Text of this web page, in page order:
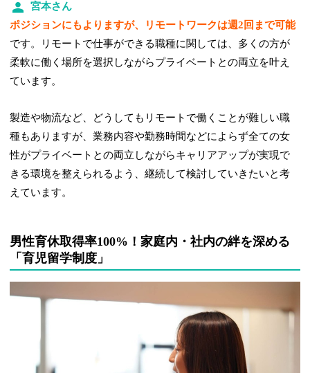
宮本さん
ポジションにもよりますが、リモートワークは週2回まで可能
です。リモートで仕事ができる職種に関しては、多くの方が
柔軟に働く場所を選択しながらプライベートとの両立を叶え
ています。
製造や物流など、どうしてもリモートで働くことが難しい職
種もありますが、業務内容や勤務時間などによらず全ての女
性がプライベートとの両立しながらキャリアアップが実現で
きる環境を整えられるよう、継続して検討していきたいと考
えています。
男性育休取得率100%！家庭内・社内の絆を深める
「育児留学制度」